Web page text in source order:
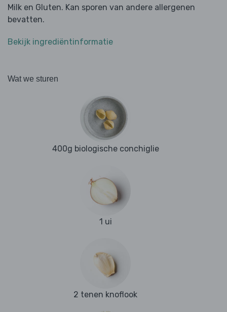
Milk en Gluten. Kan sporen van andere allergenen
bevatten.
Bekijk ingrediëntinformatie
Wat we sturen
400g biologische conchiglie
1 ui
2 tenen knoflook